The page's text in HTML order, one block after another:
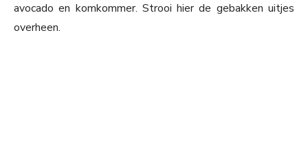
avocado en komkommer. Strooi hier de gebakken uitjes
overheen.